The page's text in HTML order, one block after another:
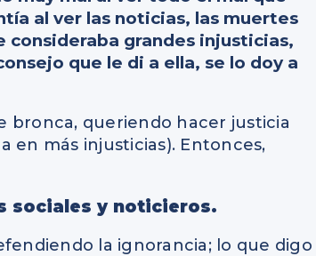
al ver las noticias, las muertes
consideraba grandes injusticias,
que le di a ella, se lo doy a
bronca, queriendo hacer justicia
más injusticias). Entonces,
sociales y noticieros.
la ignorancia; lo que digo